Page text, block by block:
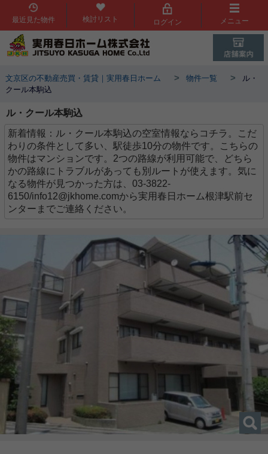
最近見た物件 検討リスト ログイン メニュー
文京区の不動産売買・賃貸｜実用春日ホーム > 物件一覧 >
ル・
クール本駒込
ル・クール本駒込
新着情報：ル・クール本駒込の空室情報ならコチラ。こだ
わりの条件として多い、駅徒歩10分の物件です。こちらの
物件はマンションです。2つの路線が利用可能で、どちら
かの路線にトラブルがあっても別ルートが使えます。気に
なる物件が見つかった方は、03-3822-
6150/info12@jkhome.comから実用春日ホーム根津駅前セ
ンターまでご連絡ください。